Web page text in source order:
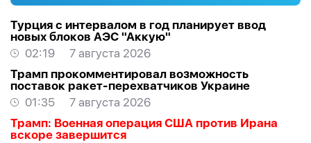
Турция с интервалом в год планирует ввод
новых блоков АЭС "Аккую"
02:19
7 августа 2026
Трамп прокомментировал возможность
поставок ракет-перехватчиков Украине
01:35
7 августа 2026
Трамп: Военная операция США против Ирана
вскоре завершится